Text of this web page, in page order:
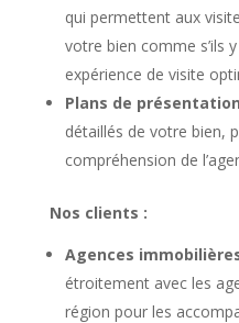
qui permettent aux
votre bien comme s’ils
expérience de visite
Plans de
détaillés de votre bien,
compréhension de
Nos clients :
Agences
étroitement avec les
région pour les